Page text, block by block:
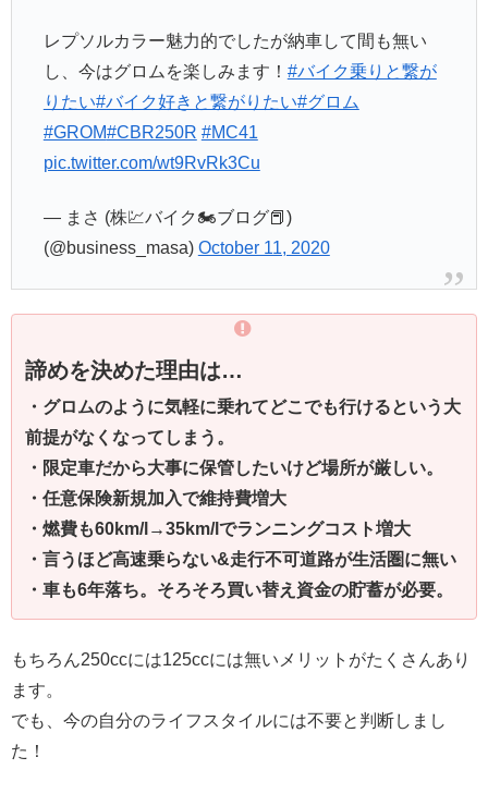
レプソルカラー魅力的でしたが納車して間も無い
し、今はグロムを楽しみます！ #バイク乗りと繋が
りたい#バイク好きと繋がりたい#グロム
#GROM#CBR250R #MC41
pic.twitter.com/wt9RvRk3Cu
— まさ (株💹バイク🏍ブログ📕)
(@business_masa) October 11, 2020
諦めを決めた理由は…
・グロムのように気軽に乗れてどこでも行けるという大
前提がなくなってしまう。
・限定車だから大事に保管したいけど場所が厳しい。
・任意保険新規加入で維持費増大
・燃費も60km/l→35km/lでランニングコスト増大
・言うほど高速乗らない&走行不可道路が生活圏に無い
・車も6年落ち。そろそろ買い替え資金の貯蓄が必要。
もちろん250ccには125ccには無いメリットがたくさんあり
ます。
でも、今の自分のライフスタイルには不要と判断しまし
た！